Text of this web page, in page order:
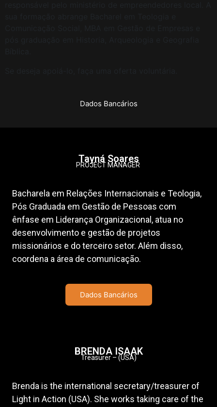
Dados Bancários
Tayná Soares
PROJECT MANAGER
Bacharela em Relações Internacionais e Teologia,
Pós Graduada em Gestão de Pessoas com
ênfase em Liderança Organizacional, atua no
desenvolvimento e gestão de projetos
missionários e do terceiro setor. Além disso,
coordena a área de comunicação.
Dados Bancários
BRENDA ISAAK
Treasurer – (USA)
Brenda is the international secretary/treasurer of
Light in Action (USA). She works taking care of the